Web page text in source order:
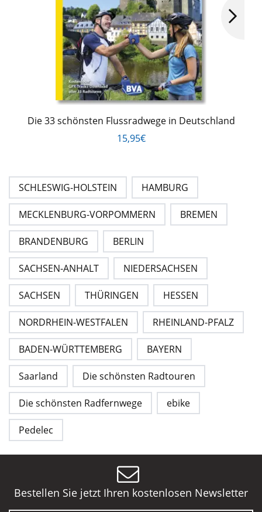
Die 33 schönsten Flussradwege in Deutschland
15,95€
SCHLESWIG-HOLSTEIN HAMBURG
MECKLENBURG-VORPOMMERN BREMEN
BRANDENBURG BERLIN
SACHSEN-ANHALT NIEDERSACHSEN
SACHSEN THÜRINGEN HESSEN
NORDRHEIN-WESTFALEN RHEINLAND-PFALZ
BADEN-WÜRTTEMBERG BAYERN
Saarland Die schönsten Radtouren
Die schönsten Radfernwege ebike
Pedelec
Bestellen Sie jetzt Ihren kostenlosen Newsletter